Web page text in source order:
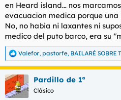
en Heard island... nos
evacuacion medica porque
No, no habia ni laxantes ni
medico del puto barco, era su
R
e
a
c
c
i
Valefor, pastorfe, BAILARÉ SOBRE
Pardillo de 1ª
Clásico